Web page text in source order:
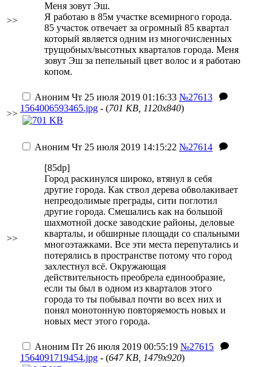
>>
Меня зовут Эш.
Я работаю в 85м участке всемирного города.
85 участок отвечает за огромный 85 квартал
который является одним из многочисленных
трущобных/высотных кварталов города. Меня
зовут Эш за пепельный цвет волос и я работаю
копом.
>>
Аноним Чт 25 июля 2019 01:16:33 №27613
1564006593465.jpg - (701 KB, 1120x840)
>>
Аноним Чт 25 июля 2019 14:15:22 №27614
[85dp]
Город раскинулся широко, втянул в себя
другие города. Как ствол дерева обволакивает
непреодолимые преграды, сити поглотил
другие города. Смешались как на большой
шахмотной доске заводские районы, деловые
кварталы, и обширные площади со спальными
многоэтажками. Все эти места перепутались и
потерялись в пространстве потому что город
захлестнул всё. Окружающая
действительность преобрела единообразие,
если ты был в одном из кварталов этого
города то ты побывал почти во всех них и
понял монотонную повторяемость новых и
новых мест этого города.
Аноним Пт 26 июля 2019 00:55:19 №27615
1564091719454.jpg - (647 KB, 1479x920)